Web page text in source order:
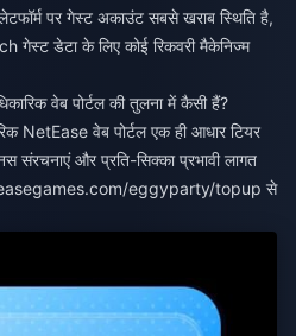
पर गेस्ट अकाउंट सबसे खराब स्थिति है,
गेस्ट डेटा के लिए कोई रिकवरी मैकेनिज्म
वेब पोर्टल की तुलना में कैसी हैं?
NetEase वेब पोर्टल एक ही आधार टियर
संरचनाएं और प्रति-सिक्का प्रभावी लागत
eggyparty/topup से